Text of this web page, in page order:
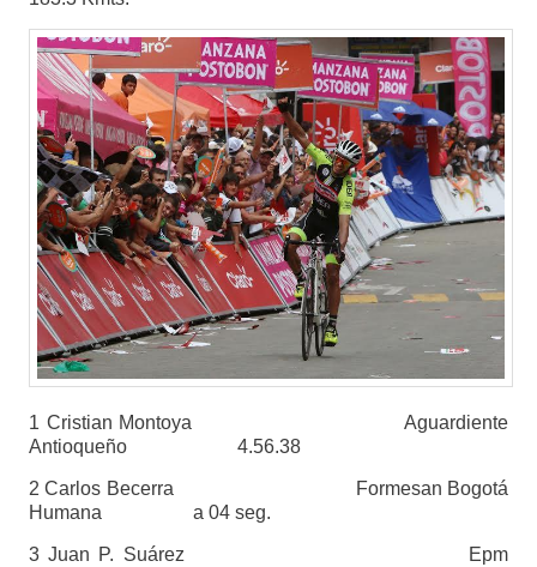
1 Cristian Montoya Aguardiente
Antioqueño 4.56.38
2 Carlos Becerra Formesan Bogotá
Humana a 04 seg.
3 Juan P. Suárez Epm